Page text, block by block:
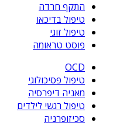
התקף חרדה
טיפול בדיכאו
טיפול זוגי
פוסט טראומה
OCD
טיפול פסיכולוגי
מאניה דיפרסיה
טיפול רגשי לילדים
סכיזופרניה